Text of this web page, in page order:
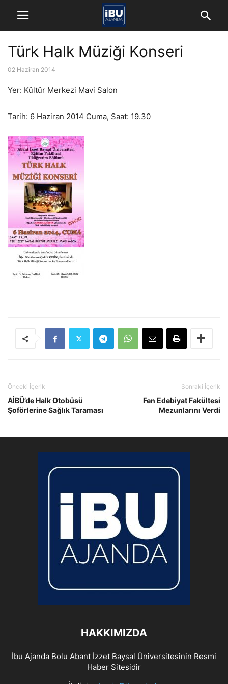
Türk Halk Müziği Konseri
02 Haziran 2014
Yer: Kültür Merkezi Mavi Salon
Tarih: 6 Haziran 2014 Cuma, Saat: 19.30
Önceki İçerik
AİBÜ’de Halk Otobüsü
Şoförlerine Sağlık Taraması
Sonraki İçerik
Fen Edebiyat Fakültesi
Mezunlarını Verdi
HAKKIMIZDA
İbu Ajanda Bolu Abant İzzet Baysal Üniversitesinin Resmi
Haber Sitesidir